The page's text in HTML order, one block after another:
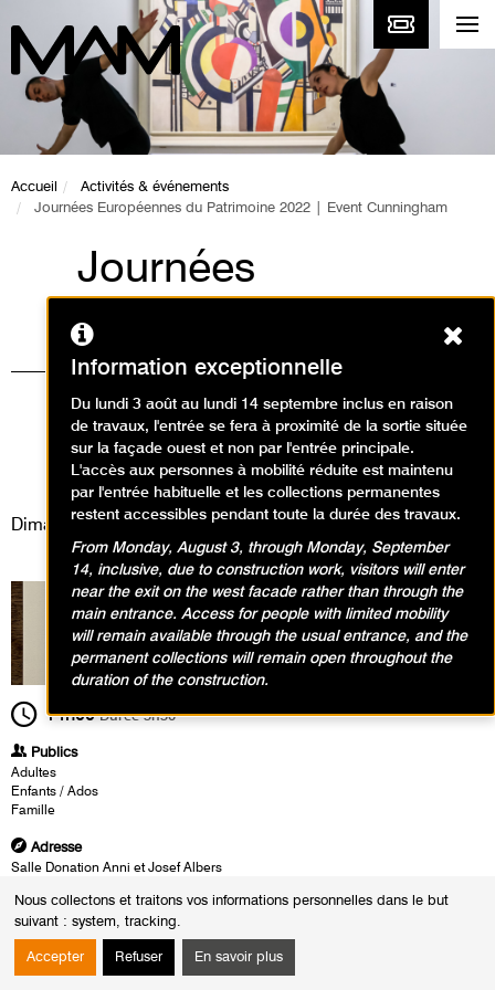
Nous collectons et traitons vos informations personnelles dans le but
suivant : system, tracking.
Accepter Refuser En savoir plus
Accueil
Activités & événements
Journées Européennes du Patrimoine 2022 | Event Cunningham
Journées
Européennes du
Patrimoine 2022 |
Event Cunningham
Événement / Journées du
Patrimoine
Dimanche 18 septembre 2022
14h00Durée3h30
Publics
Adultes
Enfants / Ados
Famille
Adresse
Salle Donation Anni et Josef Albers
Heures
Ashley Chen, Anna Chirescu et Cheryl Therrien
Information exceptionnelle
Du lundi 3 août au lundi 14 septembre inclus en raison
de travaux, l'entrée se fera à proximité de la sortie située
sur la façade ouest et non par l'entrée principale.
L'accès aux personnes à mobilité réduite est maintenu
par l'entrée habituelle et les collections permanentes
restent accessibles pendant toute la durée des travaux.
From Monday, August 3, through Monday, September
14, inclusive, due to construction work, visitors will enter
near the exit on the west facade rather than through the
main entrance. Access for people with limited mobility
will remain available through the usual entrance, and the
permanent collections will remain open throughout the
duration of the construction.